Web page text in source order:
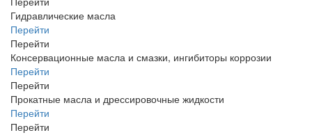
Гидравлические масла
Перейти
Перейти
Консервационные масла и смазки, ингибиторы коррозии
Перейти
Перейти
Прокатные масла и дрессировочные жидкости
Перейти
Перейти